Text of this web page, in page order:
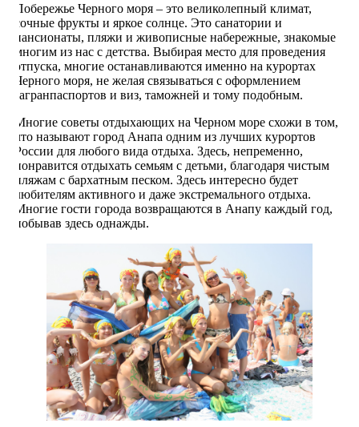
Побережье Черного моря – это великолепный климат,
сочные фрукты и яркое солнце. Это санатории и
пансионаты, пляжи и живописные набережные, знакомые
многим из нас с детства. Выбирая место для проведения
отпуска, многие останавливаются именно на курортах
Черного моря, не желая связываться с оформлением
загранпаспортов и виз, таможней и тому подобным.
Многие советы отдыхающих на Черном море схожи в том,
что называют город Анапа одним из лучших курортов
России для любого вида отдыха. Здесь, непременно,
понравится отдыхать семьям с детьми, благодаря чистым
пляжам с бархатным песком. Здесь интересно будет
любителям активного и даже экстремального отдыха.
Многие гости города возвращаются в Анапу каждый год,
побывав здесь однажды.